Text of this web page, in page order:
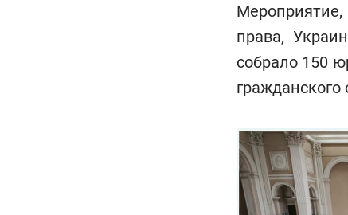
права,
собрало 150
гражданского